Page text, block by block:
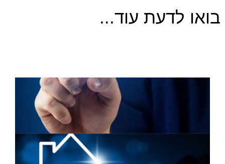
בואו לדעת עוד...